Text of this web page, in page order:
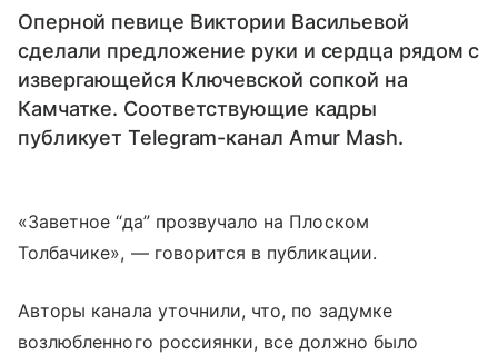
Оперной певице Виктории Васильевой
сделали предложение руки и сердца рядом с
извергающейся Ключевской сопкой на
Камчатке. Соответствующие кадры
публикует Telegram-канал Amur Mash.
«Заветное “да” прозвучало на Плоском
Толбачике», — говорится в публикации.
Авторы канала уточнили, что, по задумке
возлюбленного россиянки, все должно было